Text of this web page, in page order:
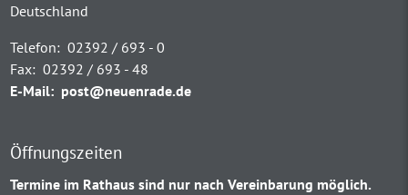
Deutschland
Telefon: 02392 / 693 - 0
Fax: 02392 / 693 - 48
E-Mail: post@neuenrade.de
Öffnungszeiten
Termine im Rathaus sind nur nach Vereinbarung möglich.